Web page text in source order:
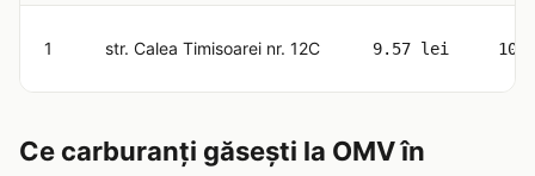
1 str. Calea Timisoarei nr. 12C 9.57 lei
Ce carburanți găsești la OMV în